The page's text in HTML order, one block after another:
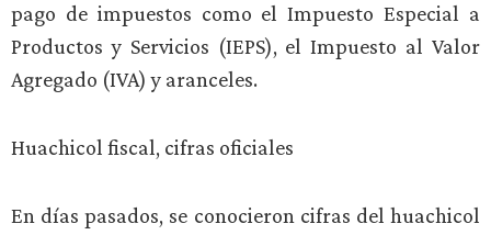
pago de impuestos como el Impuesto Especial a
Productos y Servicios (IEPS), el Impuesto al Valor
Agregado (IVA) y aranceles.
Huachicol fiscal, cifras oficiales
En días pasados, se conocieron cifras del huachicol